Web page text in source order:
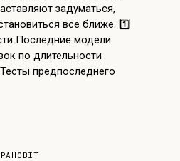
задуматься,
все ближе. 1️⃣
Последние модели
по длительности
предпоследнего
IT